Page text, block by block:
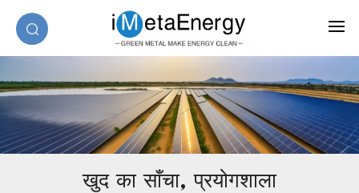
खुद का साँचा, प्रयोगशाला